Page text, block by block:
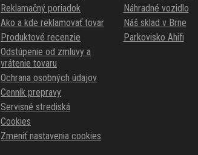
Reklamačný poriadok
Ako a kde reklamovať tovar
Produktové recenzie
Odstúpenie od zmluvy a
vrátenie tovaru
Ochrana osobných údajov
Cenník prepravy
Servisné strediská
Cookies
Zmeniť nastavenia cookies
Náhradné vozidlo
Náš sklad v Brne
Parkovisko Ahifi